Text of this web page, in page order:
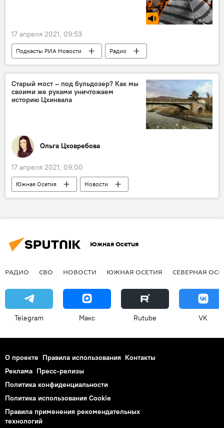
17 апреля 2021, 09:53
Подкасты РИА Новости
Радио
Подкасты
Старый мост – под бульдозер? Как мы
своими же руками уничтожаем
историю Цхинвала
Ольга Цховребова
17 апреля 2021, 09:00
Южная Осетия
Новости
Колумнисты
Южная Осетия
РАДИО СВО НОВОСТИ ЮЖНАЯ ОСЕТИЯ СЕВЕРНАЯ
Telegram Макс Rutube VK
О проекте Правила использования Контакты
Реклама Пресс-релизы
Политика конфиденциальности
Политика использования Cookie
Правила применения рекомендательных
технологий